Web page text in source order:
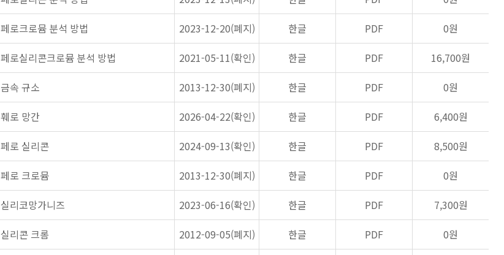
페로크로뮴 분석 방법 2023-12-20(폐지) 한글 PDF
0원
페로실리콘크로뮴 분석 방법 2021-05-11(확인) 한글 PDF
16,700원
금속 규소 2013-12-30(폐지) 한글 PDF
0원
훼로 망간 2026-04-22(확인) 한글 PDF
6,400원
페로 실리콘 2024-09-13(확인) 한글 PDF
8,500원
페로 크로뮴 2013-12-30(폐지) 한글 PDF
0원
실리코망가니즈 2023-06-16(확인) 한글 PDF
7,300원
실리콘 크롬 2012-09-05(폐지) 한글 PDF
0원